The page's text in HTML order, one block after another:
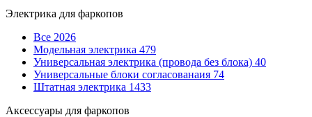
Электрика для фаркопов
Все 2026
Модельная электрика 479
Универсальная электрика (провода без блока) 40
Универсальные блоки согласованаия 74
Штатная электрика 1433
Аксессуары для фаркопов